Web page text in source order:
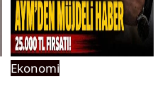
Ekonomi